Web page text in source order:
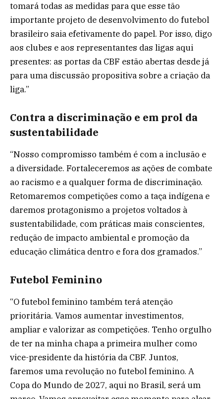
tomará todas as medidas para que esse tão
importante projeto de desenvolvimento do futebol
brasileiro saia efetivamente do papel. Por isso, digo
aos clubes e aos representantes das ligas aqui
presentes: as portas da CBF estão abertas desde já
para uma discussão propositiva sobre a criação da
liga.”
Contra a discriminação e em prol da
sustentabilidade
“Nosso compromisso também é com a inclusão e
a diversidade. Fortaleceremos as ações de combate
ao racismo e a qualquer forma de discriminação.
Retomaremos competições como a taça indígena e
daremos protagonismo a projetos voltados à
sustentabilidade, com práticas mais conscientes,
redução de impacto ambiental e promoção da
educação climática dentro e fora dos gramados.”
Futebol Feminino
“O futebol feminino também terá atenção
prioritária. Vamos aumentar investimentos,
ampliar e valorizar as competições. Tenho orgulho
de ter na minha chapa a primeira mulher como
vice-presidente da história da CBF. Juntos,
faremos uma revolução no futebol feminino. A
Copa do Mundo de 2027, aqui no Brasil, será um